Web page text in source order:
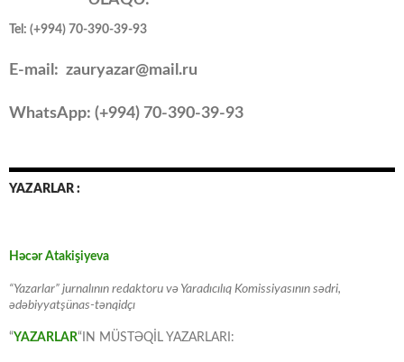
Tel: (+994) 70-390-39-93
E-mail: zauryazar@mail.ru
WhatsApp: (+994) 70-390-39-93
YAZARLAR :
Həcər Atakişiyeva
“Yazarlar” jurnalının redaktoru və Yaradıcılıq Komissiyasının sədri,
ədəbiyyatşünas-tənqidçı
“YAZARLAR“IN MÜSTƏQİL YAZARLARI: